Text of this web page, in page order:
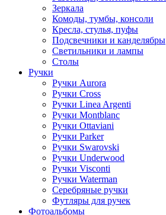
Зеркала
Комоды, тумбы, консоли
Кресла, стулья, пуфы
Подсвечники и канделябры
Светильники и лампы
Столы
Ручки
Ручки Aurora
Ручки Cross
Ручки Linea Argenti
Ручки Montblanc
Ручки Ottaviani
Ручки Parker
Ручки Swarovski
Ручки Underwood
Ручки Visconti
Ручки Waterman
Серебряные ручки
Футляры для ручек
Фотоальбомы